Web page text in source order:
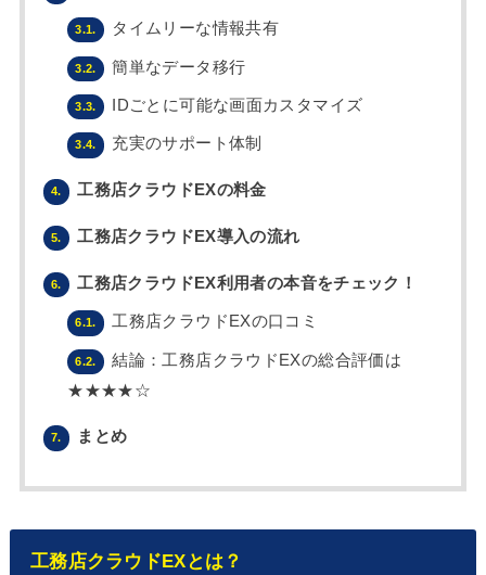
3.1. タイムリーな情報共有
3.2. 簡単なデータ移行
3.3. IDごとに可能な画面カスタマイズ
3.4. 充実のサポート体制
4. 工務店クラウドEXの料金
5. 工務店クラウドEX導入の流れ
6. 工務店クラウドEX利用者の本音をチェック！
6.1. 工務店クラウドEXの口コミ
6.2.
結論：工務店クラウドEXの総合評価は
★★★★☆
7. まとめ
工務店クラウドEXとは？